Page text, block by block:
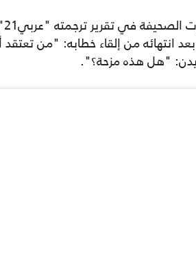
بعد انتهائه من إلقاء خطابه: "من
"هل هذه مزحة؟".